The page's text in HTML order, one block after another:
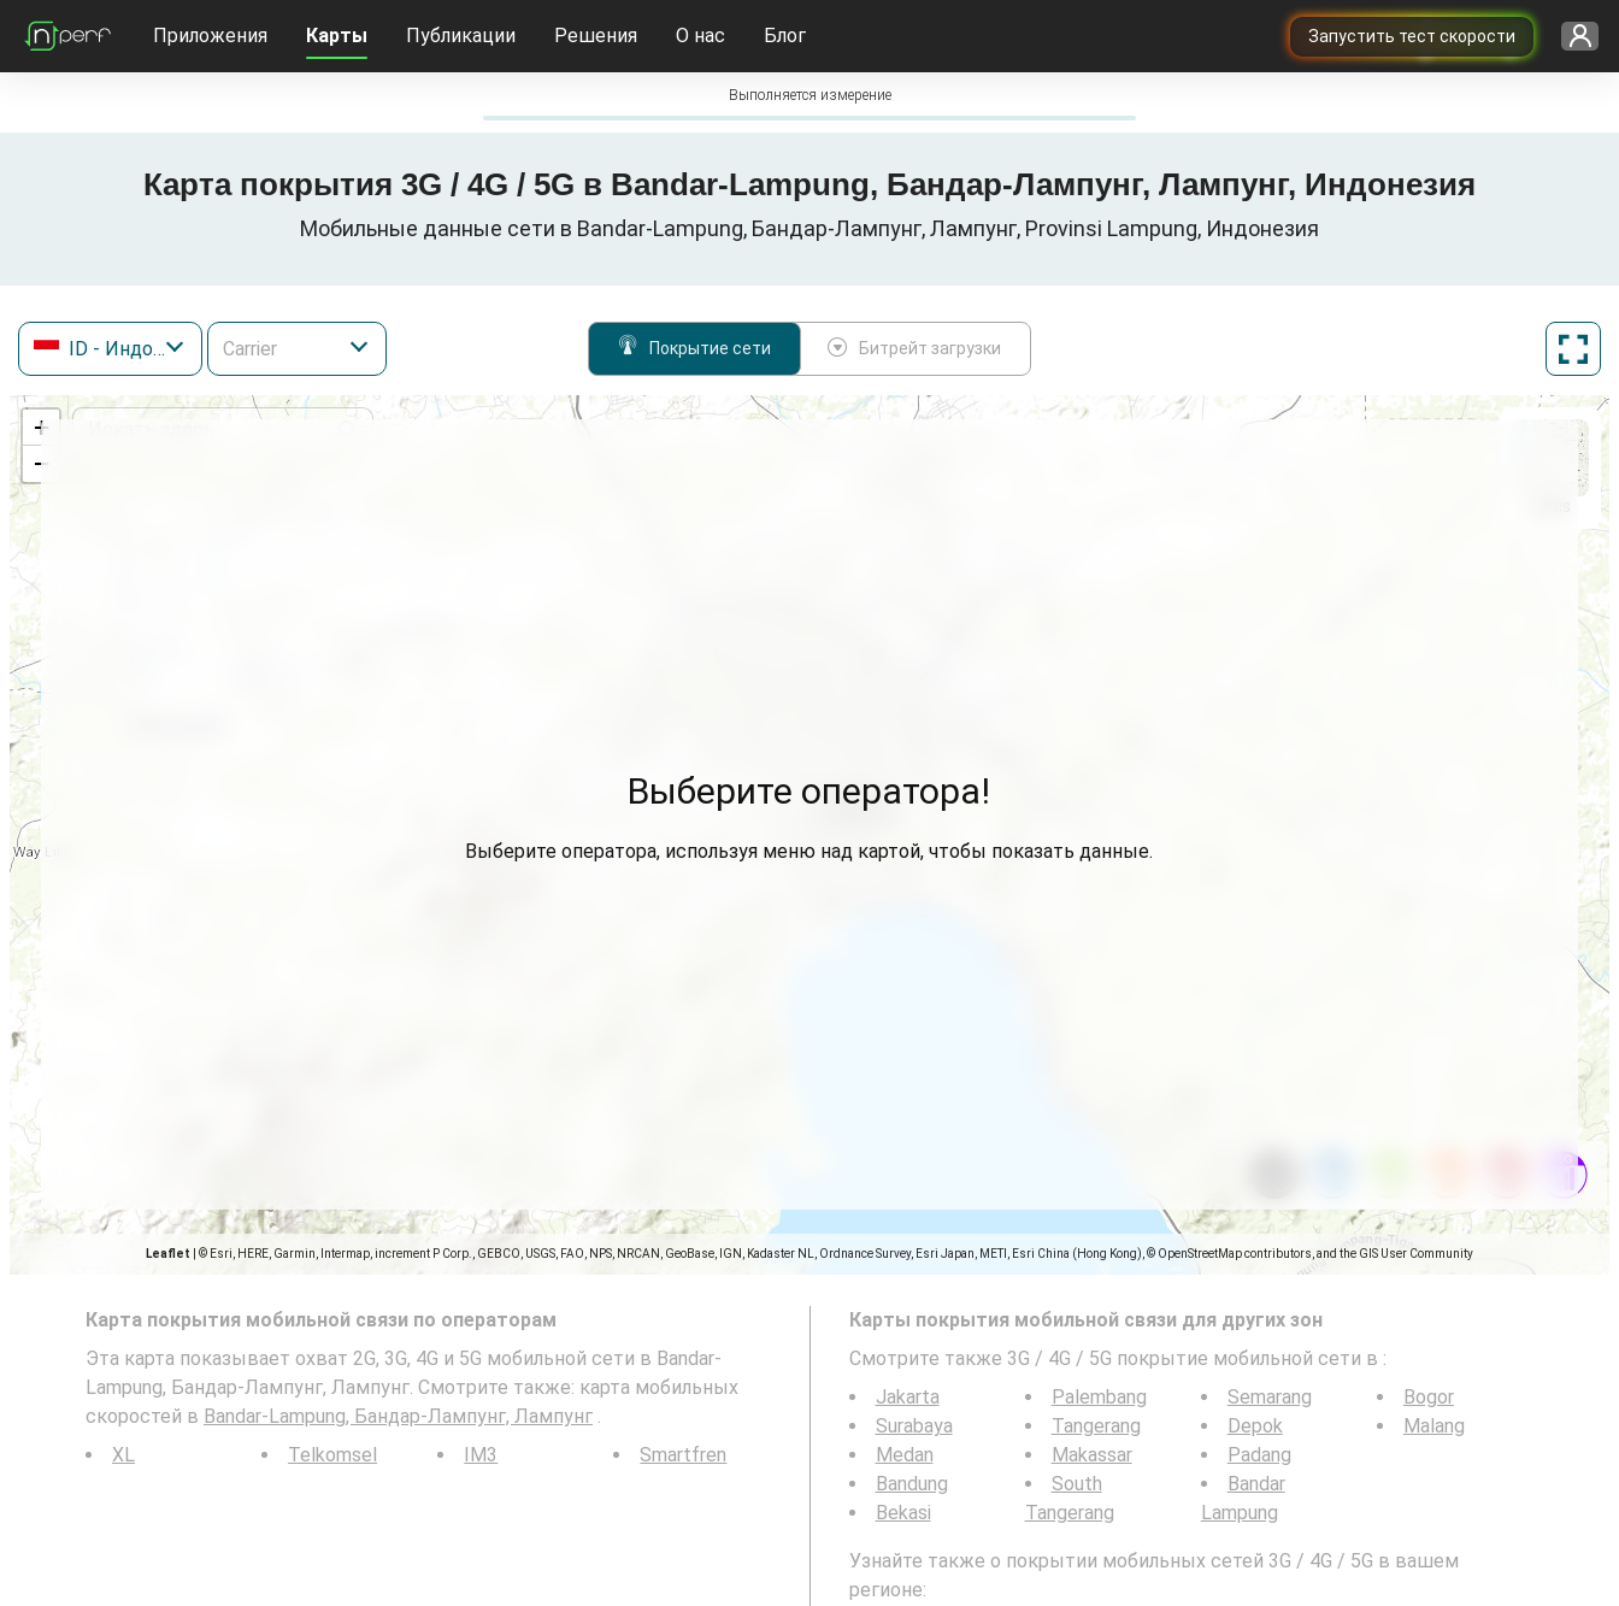
Запустить тест скорости
Приложения Карты Публикации Решения О нас Блог
Выполняется измерение
Карта покрытия 3G / 4G / 5G в Bandar-Lampung, Бандар-Лампунг, Лампунг, Индонезия
Мобильные данные сети в Bandar-Lampung, Бандар-Лампунг, Лампунг, Provinsi Lampung, Индонезия
ID - Индонезия Покрытие сети Битрейт загрузки
+
−
Leaflet © Esri, HERE, Garmin, Intermap, increment P Corp., GEBCO, USGS, FAO, NPS, NRCAN, GeoBase, IGN, Kadaster NL, Ordnance Survey, Esri Japan, METI, Esri China (Hong Kong), © OpenStreetMap contributors, and the GIS User Community
Выберите оператора!
Выберите оператора, используя меню над картой, чтобы показать данные.
Карта покрытия мобильной связи по операторам
Эта карта показывает охват 2G, 3G, 4G и 5G мобильной сети в Bandar-
Lampung, Бандар-Лампунг, Лампунг. Смотрите также: карта мобильных
скоростей в Bandar-Lampung, Бандар-Лампунг, Лампунг .
XL
Telkomsel IM3 Smartfren
Карты покрытия мобильной связи для других зон
Смотрите также 3G / 4G / 5G покрытие мобильной сети в :
Jakarta
Surabaya
Medan
Bandung
Bekasi
Palembang
Tangerang
Makassar
South
Tangerang
Semarang
Depok
Padang
Bandar
Lampung
Bogor
Malang
Узнайте также о покрытии мобильных сетей 3G / 4G / 5G в вашем
регионе: